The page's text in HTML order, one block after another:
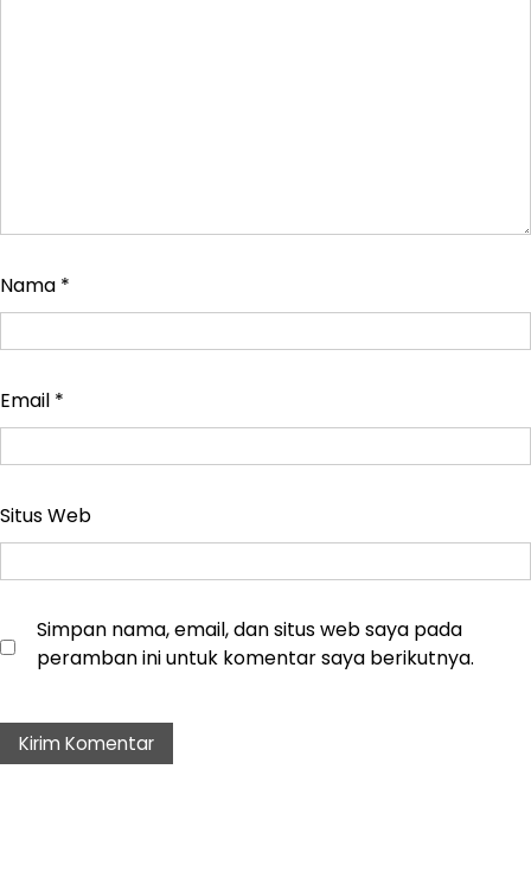
Nama *
Email *
Situs Web
Simpan nama, email, dan situs web saya pada
peramban ini untuk komentar saya berikutnya.